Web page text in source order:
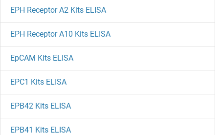
EPH Receptor A2 Kits ELISA
EPH Receptor A10 Kits ELISA
EpCAM Kits ELISA
EPC1 Kits ELISA
EPB42 Kits ELISA
EPB41 Kits ELISA